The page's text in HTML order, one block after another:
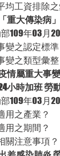
均工資排除
重大傳染病
109年03月
變之認定標準
變之類型彙整
情屬重大事
小時加班 勞
109年03月
用之產業？
用之期間？
關注意事項？